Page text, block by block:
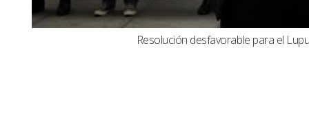
Resolución desfavorable para el